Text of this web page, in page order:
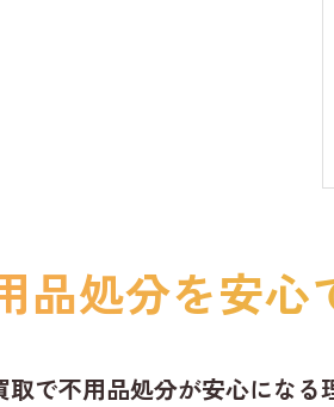
品処分を安心
取で不用品処分が安心になる